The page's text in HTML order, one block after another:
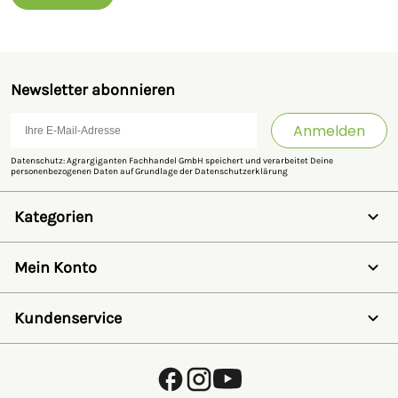
Newsletter abonnieren
Anmelden
Datenschutz: Agrargiganten Fachhandel GmbH speichert und verarbeitet Deine
personenbezogenen Daten auf Grundlage der Datenschutzerklärung
Kategorien
Schermaschinen
Futter- & Tränkesysteme
Haus, Hof & Stall
SALE
Mein Konto
Registrieren
Wunschzettel
Passwort vergessen
Kundenservice
Kostenlose Fachberatung